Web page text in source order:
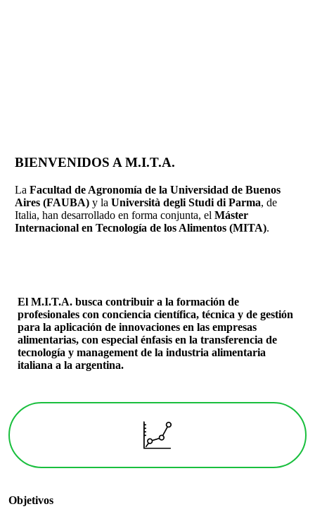
BIENVENIDOS A M.I.T.A.
LaFacultad de Agronomía de la Universidad de Buenos
Aires (FAUBA) y laUniversità degli Studi di Parma, de
Italia, han desarrollado en forma conjunta, elMáster
Internacional en Tecnología de los Alimentos (MITA).
ElM.I.T.A. busca contribuir a la formación de
profesionales con conciencia científica, técnica y de gestión
para la aplicación de innovaciones en las empresas
alimentarias, con especial énfasis en la transferencia de
tecnología y management de la industria alimentaria
italiana a la argentina.
Objetivos